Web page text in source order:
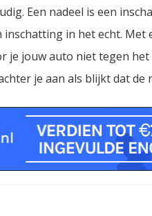
Een nadeel is een
in het echt. Met
je jouw auto niet tegen
je aan als blijkt dat